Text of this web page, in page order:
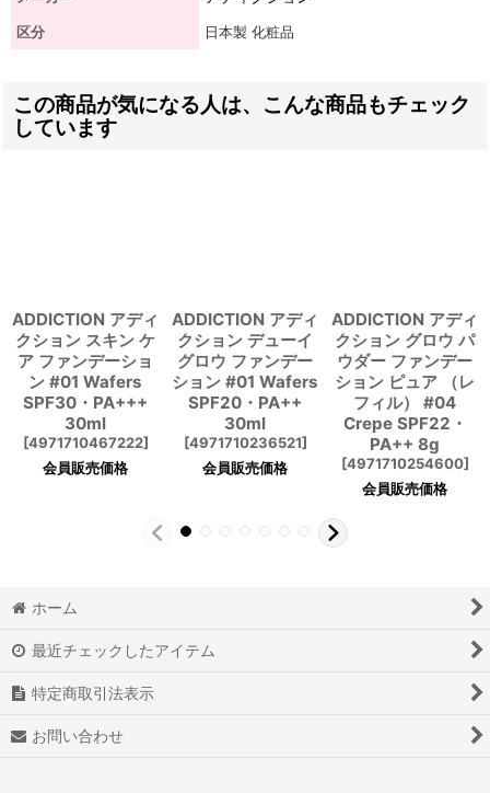
区分 日本製 化粧品
この商品が気になる人は、こんな商品もチェック
しています
ADDICTION アディ
クション スキン ケ
ア ファンデーショ
ン #01 Wafers
SPF30・PA+++
30ml
[4971710467222]
会員販売価格
ADDICTION アディ
クション デューイ
グロウ ファンデー
ション #01 Wafers
SPF20・PA++
30ml
[4971710236521]
会員販売価格
ADDICTION アディ
クション グロウ パ
ウダー ファンデー
ション ピュア （レ
フィル） #04
Crepe SPF22・
PA++ 8g
[4971710254600]
会員販売価格
ホーム
最近チェックしたアイテム
特定商取引法表示
お問い合わせ